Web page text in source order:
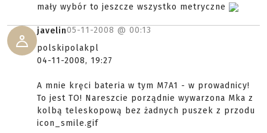
mały wybór to jeszcze wszystko metryczne
javelin05-11-2008 @ 00:13
polskipolakpl
04-11-2008, 19:27
A mnie kręci bateria w tym M7A1 - w prowadnicy!
To jest TO! Nareszcie porządnie wywarzona Mka z
kolbą teleskopową bez żadnych puszek z przodu
icon_smile.gif